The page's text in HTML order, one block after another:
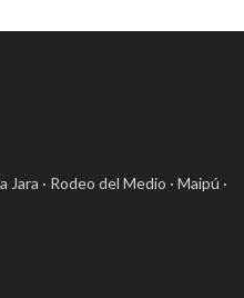
· Rodeo del Medio · Maipú ·